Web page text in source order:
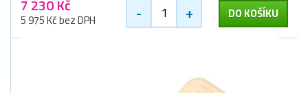
7 230 Kč
5 975 Kč bez DPH - + DO KOŠÍKU